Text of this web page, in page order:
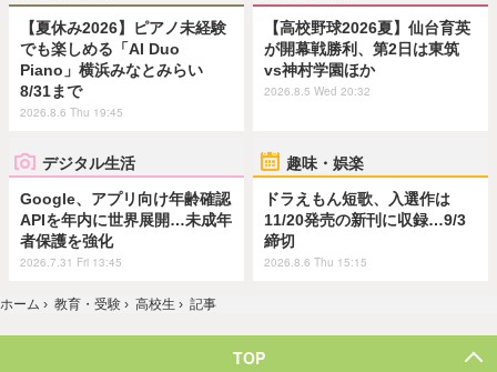
【夏休み2026】ピアノ未経験
でも楽しめる「AI Duo
Piano」横浜みなとみらい
8/31まで
2026.8.6 Thu 19:45
【高校野球2026夏】仙台育英
が開幕戦勝利、第2日は東筑
vs神村学園ほか
2026.8.5 Wed 20:32
デジタル生活
Google、アプリ向け年齢確認
APIを年内に世界展開…未成年
者保護を強化
2026.7.31 Fri 13:45
趣味・娯楽
ドラえもん短歌、入選作は
11/20発売の新刊に収録…9/3
締切
2026.8.6 Thu 15:15
ホーム › 教育・受験 › 高校生 › 記事
TOP